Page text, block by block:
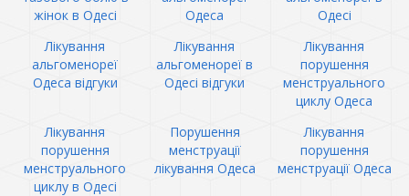
жінок в Одесі
Одеса
Одесі
Лікування
альгоменореї
Одеса відгуки
Лікування
альгоменореї в
Одесі відгуки
Лікування
порушення
менструального
циклу Одеса
Лікування
порушення
менструального
циклу в Одесі
Порушення
менструації
лікування Одеса
Лікування
порушення
менструації Одеса